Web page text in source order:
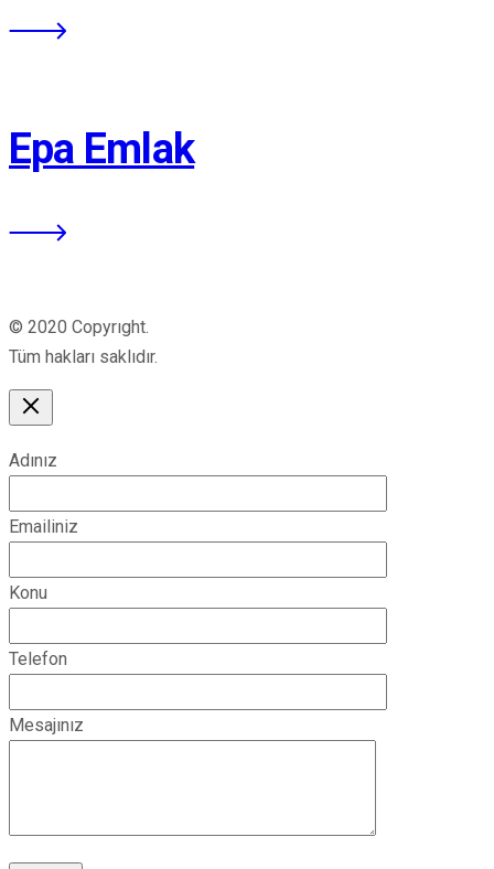
Epa Emlak
© 2020 Copyrıght.
Tüm hakları saklıdır.
Adınız
Emailiniz
Konu
Telefon
Mesajınız